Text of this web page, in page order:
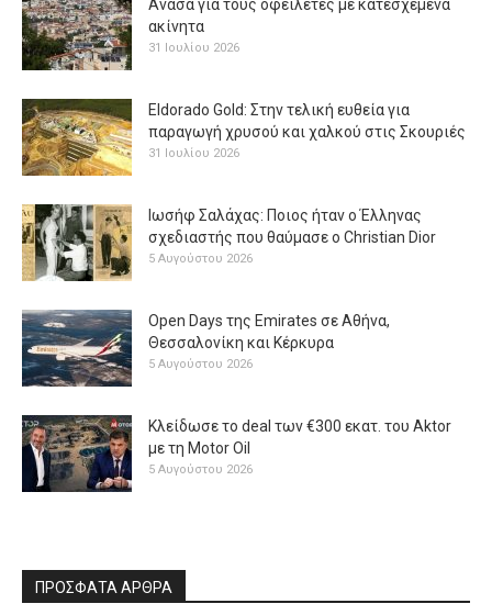
Ανάσα για τους οφειλέτες με κατεσχεμένα
ακίνητα
31 Ιουλίου 2026
Eldorado Gold: Στην τελική ευθεία για
παραγωγή χρυσού και χαλκού στις Σκουριές
31 Ιουλίου 2026
Ιωσήφ Σαλάχας: Ποιος ήταν ο Έλληνας
σχεδιαστής που θαύμασε ο Christian Dior
5 Αυγούστου 2026
Open Days της Emirates σε Αθήνα,
Θεσσαλονίκη και Κέρκυρα
5 Αυγούστου 2026
Κλείδωσε το deal των €300 εκατ. του Aktor
με τη Μotor Oil
5 Αυγούστου 2026
ΠΡΟΣΦΑΤΑ ΑΡΘΡΑ